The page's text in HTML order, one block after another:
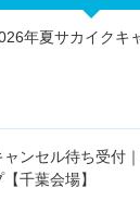
年夏サカイクキ
ャンセル待ち受付
【千葉会場】